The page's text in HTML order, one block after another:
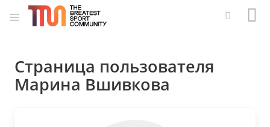
Страница пользователя
Марина Вшивкова